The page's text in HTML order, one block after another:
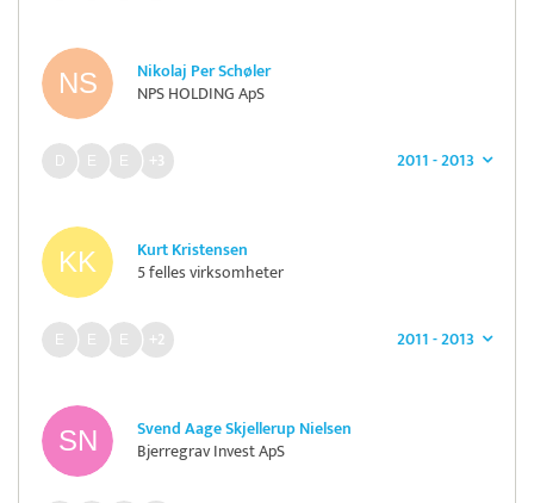
Nikolaj Per Schøler
NPS HOLDING ApS
2011 - 2013
+3
Kurt Kristensen
5 felles virksomheter
2011 - 2013
+2
Svend Aage Skjellerup Nielsen
Bjerregrav Invest ApS